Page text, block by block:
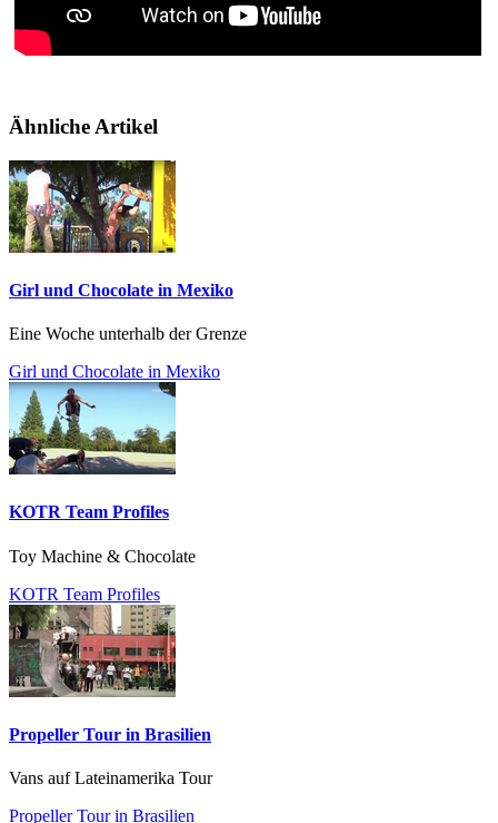
Ähnliche Artikel
Girl und Chocolate in Mexiko
Eine Woche unterhalb der Grenze
Girl und Chocolate in Mexiko
KOTR Team Profiles
Toy Machine & Chocolate
KOTR Team Profiles
Propeller Tour in Brasilien
Vans auf Lateinamerika Tour
Propeller Tour in Brasilien